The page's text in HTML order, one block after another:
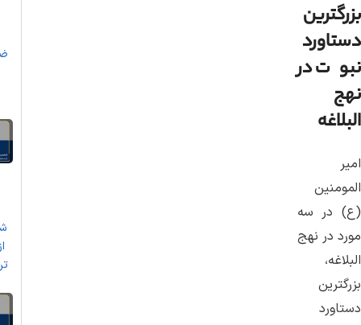
بزرگترین
دستاورد
نبوت در
نهج
البلاغه
امیر
المومنین
(ع) در سه
مورد در نهج
البلاغه،
بزرگترین
دستاورد